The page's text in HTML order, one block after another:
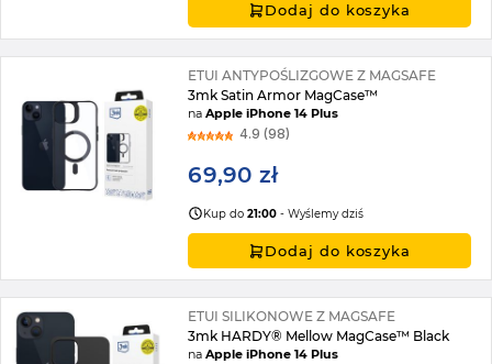
Dodaj do koszyka
ETUI ANTYPOŚLIZGOWE Z MAGSAFE
3mk Satin Armor MagCase™
naApple iPhone 14 Plus
4.9 (98)
69,90 zł
Kup do21:00 - Wyślemy dziś
Dodaj do koszyka
ETUI SILIKONOWE Z MAGSAFE
3mk HARDY® Mellow MagCase™ Black
naApple iPhone 14 Plus